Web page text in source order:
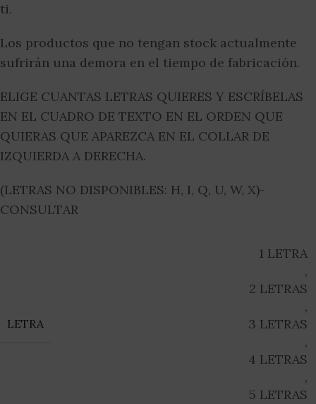
ti.
Los productos que no tengan stock actualmente
sufrirán una demora en el tiempo de fabricación.
ELIGE CUANTAS LETRAS QUIERES Y ESCRÍBELAS
EN EL CUADRO DE TEXTO EN EL ORDEN QUE
QUIERAS QUE APAREZCA EN EL COLLAR DE
IZQUIERDA A DERECHA.
(LETRAS NO DISPONIBLES: H, I, Q, U, W, X)-
CONSULTAR
LETRA
1 LETRA
,
2 LETRAS
,
3 LETRAS
,
4 LETRAS
,
5 LETRAS